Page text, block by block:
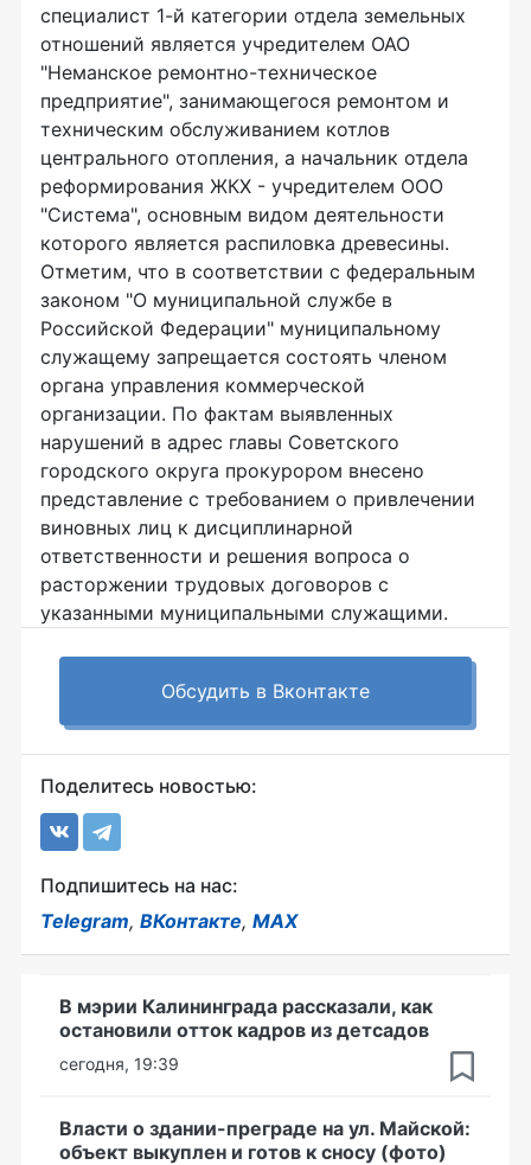
специалист 1-й категории отдела земельных
отношений является учредителем ОАО
"Неманское ремонтно-техническое
предприятие", занимающегося ремонтом и
техническим обслуживанием котлов
центрального отопления, а начальник отдела
реформирования ЖКХ - учредителем ООО
"Система", основным видом деятельности
которого является распиловка древесины.
Отметим, что в соответствии с федеральным
законом "О муниципальной службе в
Российской Федерации" муниципальному
служащему запрещается состоять членом
органа управления коммерческой
организации. По фактам выявленных
нарушений в адрес главы Советского
городского округа прокурором внесено
представление с требованием о привлечении
виновных лиц к дисциплинарной
ответственности и решения вопроса о
расторжении трудовых договоров с
указанными муниципальными служащими.
Обсудить в Вконтакте
Поделитесь новостью:
Подпишитесь на нас:
Telegram, ВКонтакте, MAX
В мэрии Калининграда рассказали, как
остановили отток кадров из детсадов
сегодня, 19:39
Власти о здании-преграде на ул. Майской:
объект выкуплен и готов к сносу (фото)